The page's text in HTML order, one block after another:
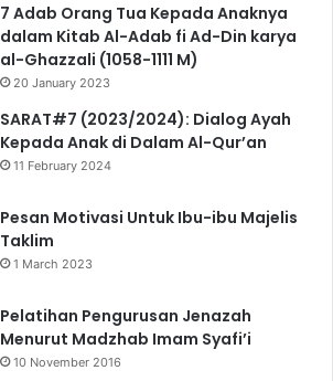
7 Adab Orang Tua Kepada Anaknya
dalam Kitab Al-Adab fi Ad-Din karya
al-Ghazzali (1058-1111 M)
20 January 2023
SARAT#7 (2023/2024): Dialog Ayah
Kepada Anak di Dalam Al-Qur’an
11 February 2024
Pesan Motivasi Untuk Ibu-ibu Majelis
Taklim
1 March 2023
Pelatihan Pengurusan Jenazah
Menurut Madzhab Imam Syafi’i
10 November 2016